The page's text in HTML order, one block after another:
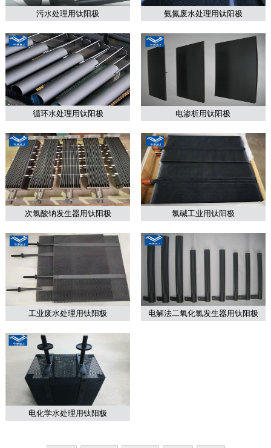
污水处理用钛阳极 氨氮废水处理用钛阳极
循环水处理用钛阳极 电渗析用钛阳极
次氯酸钠发生器用钛阳极 氯碱工业用钛阳极
工业废水处理用钛阳极 电解法二氧化氯发生器用钛阳极
电化学水处理用钛阳极